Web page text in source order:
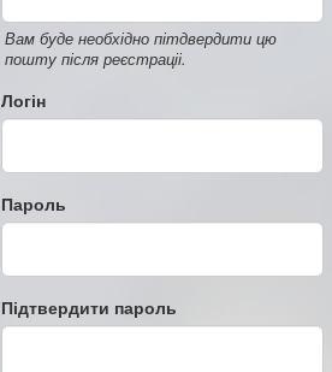
Вам буде необхідно пітдвердити цю
пошту після реєстраціі.
Логін
Пароль
Підтвердити пароль